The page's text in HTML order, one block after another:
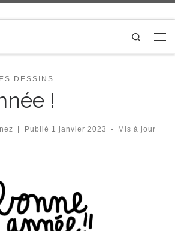
Search
DESSINS
!
| Publié 1 janvier 2023 -
Mis à jour